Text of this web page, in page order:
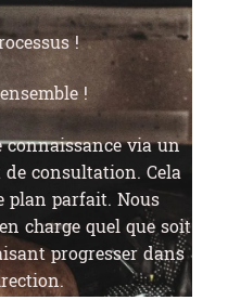
!
!
connaissance via un
de consultation. Cela
plan parfait. Nous
charge quel que soit
progresser dans